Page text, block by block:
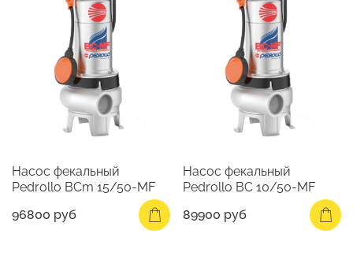
Насос фекальный
Pedrollo BCm 15/50-MF
96800 руб
Насос фекальный
Pedrollo BC 10/50-MF
89900 руб